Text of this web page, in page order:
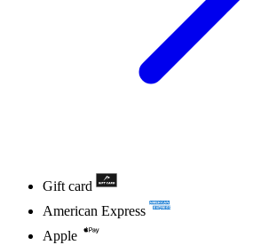
Gift card
American Express
Apple